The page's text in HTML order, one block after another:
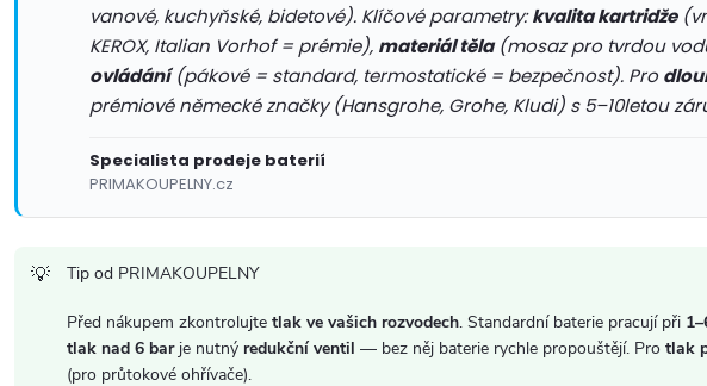
ý
vanové, kuchyňské, bidetové). Klíčové parametry:kvalita kartridže
KEROX, Italian Vorhof = prémie), materiál těla(mosaz pro tvrdou
ovládání(pákové = standard, termostatické = bezpečnost). Pro
prémiové německé značky (Hansgrohe, Grohe, Kludi) s 5–10letou
Specialista prodeje baterií
PRIMAKOUPELNY.cz
Tip od PRIMAKOUPELNY
Před nákupem zkontrolujte tlak ve vašich rozvodech. Standardní baterie pracují při
tlak nad 6 barje nutný redukční ventil — bez něj baterie rychle propouštějí. Pro tlak
(pro průtokové ohřívače).